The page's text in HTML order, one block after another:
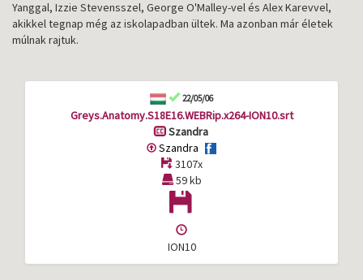
Yanggal, Izzie Stevensszel, George O'Malley-vel és Alex Karevvel,
akikkel tegnap még az iskolapadban ültek. Ma azonban már életek
múlnak rajtuk.
22/05/06
Greys.Anatomy.S18E16.WEBRip.x264-ION10.srt
Szandra
Szandra
3107x
59 kb
ION10